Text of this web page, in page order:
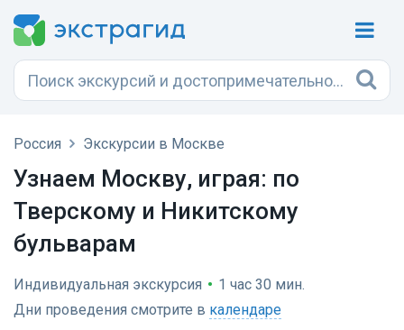
Россия Экскурсии в Москве
Узнаем Москву, играя: по
Тверскому и Никитскому
бульварам
Индивидуальная экскурсия • 1 час 30 мин.
Дни проведения смотрите в календаре